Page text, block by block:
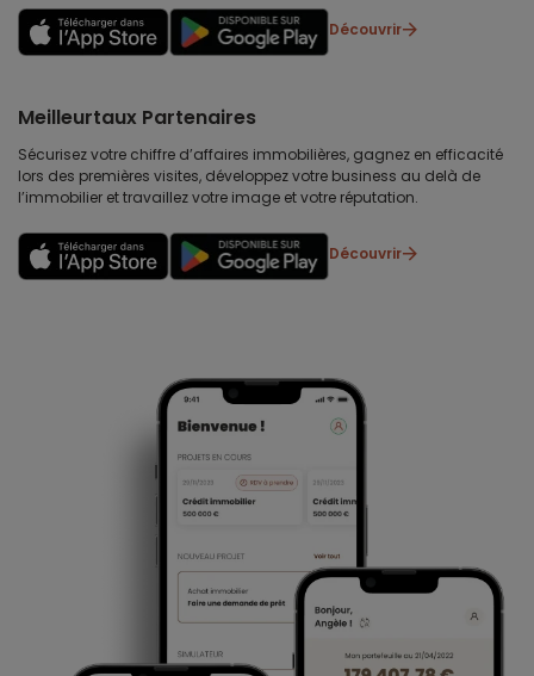
Découvrir
Meilleurtaux Partenaires
Sécurisez votre chiffre d’affaires immobilières, gagnez en efficacité
lors des premières visites, développez votre business au delà de
l’immobilier et travaillez votre image et votre réputation.
Découvrir